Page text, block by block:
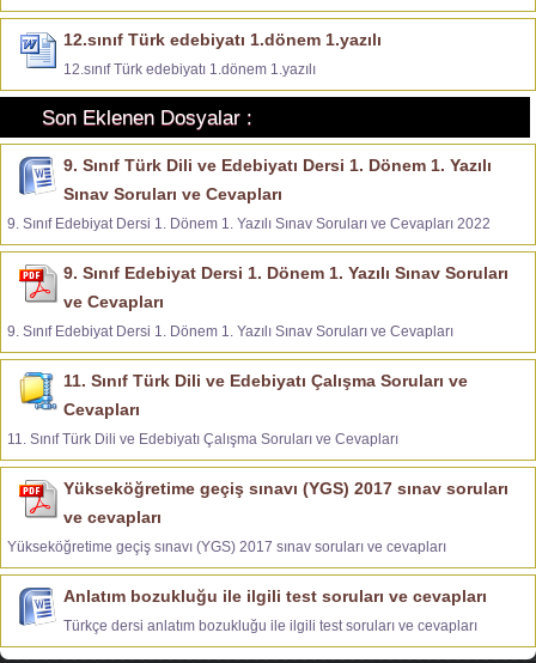
12.sınıf Türk edebiyatı 1.dönem 1.yazılı
12.sınıf Türk edebiyatı 1.dönem 1.yazılı
Son Eklenen Dosyalar :
9. Sınıf Türk Dili ve Edebiyatı Dersi 1. Dönem 1. Yazılı
Sınav Soruları ve Cevapları
9. Sınıf Edebiyat Dersi 1. Dönem 1. Yazılı Sınav Soruları ve Cevapları 2022
9. Sınıf Edebiyat Dersi 1. Dönem 1. Yazılı Sınav Soruları
ve Cevapları
9. Sınıf Edebiyat Dersi 1. Dönem 1. Yazılı Sınav Soruları ve Cevapları
11. Sınıf Türk Dili ve Edebiyatı Çalışma Soruları ve
Cevapları
11. Sınıf Türk Dili ve Edebiyatı Çalışma Soruları ve Cevapları
Yükseköğretime geçiş sınavı (YGS) 2017 sınav soruları
ve cevapları
Yükseköğretime geçiş sınavı (YGS) 2017 sınav soruları ve cevapları
Anlatım bozukluğu ile ilgili test soruları ve cevapları
Türkçe dersi anlatım bozukluğu ile ilgili test soruları ve cevapları